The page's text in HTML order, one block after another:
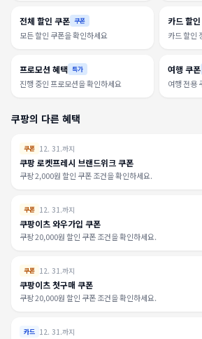
전체 할인 쿠폰 쿠폰
모든 할인 쿠폰을 확인하세요
카드 할
카드 할인
프로모션 혜택 특가
진행 중인 프로모션을 확인하세요
여행 쿠폰
여행 전용
쿠팡의 다른 혜택
쿠폰 12. 31.까지
쿠팡 로켓프레시 브랜드위크 쿠폰
쿠팡 2,000원 할인 쿠폰 조건을 확인하세요.
쿠폰 12. 31.까지
쿠팡이츠 와우가입 쿠폰
쿠팡 20,000원 할인 쿠폰 조건을 확인하세요.
쿠폰 12. 31.까지
쿠팡이츠 첫구매 쿠폰
쿠팡 20,000원 할인 쿠폰 조건을 확인하세요.
카드 12. 31.까지